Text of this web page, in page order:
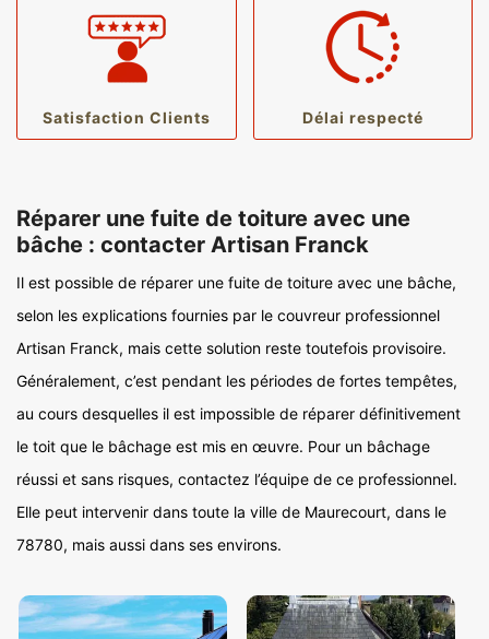
Satisfaction Clients Délai respecté
Réparer une fuite de toiture avec une
bâche : contacter Artisan Franck
Il est possible de réparer une fuite de toiture avec une bâche,
selon les explications fournies par le couvreur professionnel
Artisan Franck, mais cette solution reste toutefois provisoire.
Généralement, c’est pendant les périodes de fortes tempêtes,
au cours desquelles il est impossible de réparer définitivement
le toit que le bâchage est mis en œuvre. Pour un bâchage
réussi et sans risques, contactez l’équipe de ce professionnel.
Elle peut intervenir dans toute la ville de Maurecourt, dans le
78780, mais aussi dans ses environs.